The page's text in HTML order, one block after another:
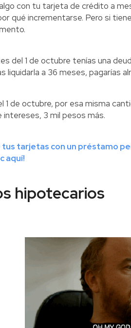
con tu tarjeta de crédito a
qué incrementarse. Pero si
del 1 de octubre tenías una
liquidarla a 36 meses, pagarías
1 de octubre, por esa misma
intereses, 3 mil pesos más.
tus tarjetas con un préstamo
aquí!
hipotecarios